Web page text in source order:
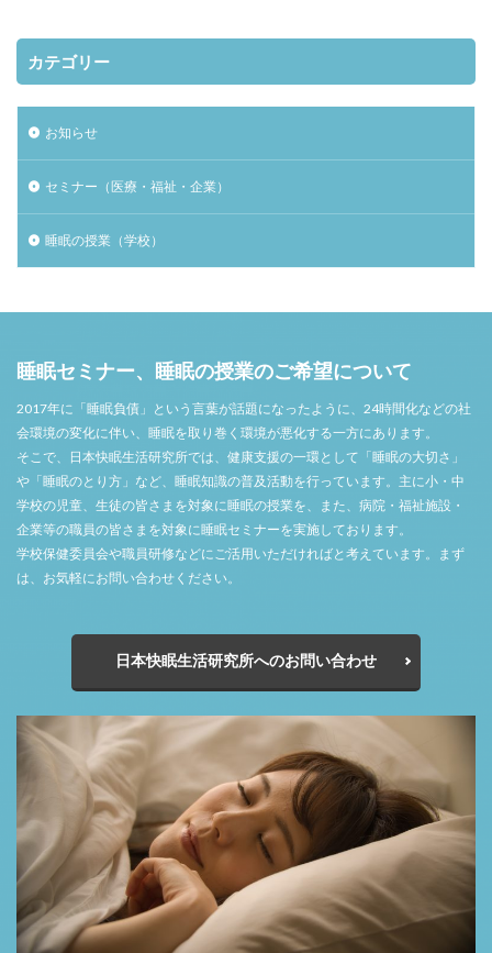
カテゴリー
お知らせ
セミナー（医療・福祉・企業）
睡眠の授業（学校）
睡眠セミナー、睡眠の授業のご希望について
2017年に「睡眠負債」という言葉が話題になったように、24時間化などの社
会環境の変化に伴い、睡眠を取り巻く環境が悪化する一方にあります。
そこで、日本快眠生活研究所では、健康支援の一環として「睡眠の大切さ」
や「睡眠のとり方」など、睡眠知識の普及活動を行っています。主に小・中
学校の児童、生徒の皆さまを対象に睡眠の授業を、また、病院・福祉施設・
企業等の職員の皆さまを対象に睡眠セミナーを実施しております。
学校保健委員会や職員研修などにご活用いただければと考えています。まず
は、お気軽にお問い合わせください。
日本快眠生活研究所へのお問い合わせ